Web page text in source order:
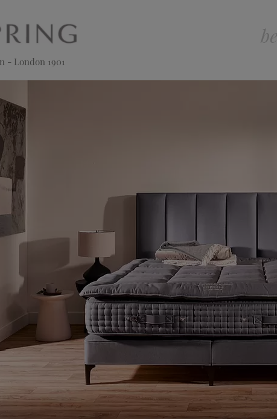
- London 1901